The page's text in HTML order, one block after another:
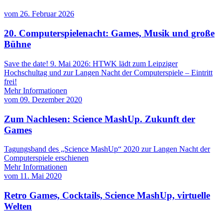
vom 26. Februar 2026
20. Computerspielenacht: Games, Musik und große
Bühne
Save the date! 9. Mai 2026: HTWK lädt zum Leipziger
Hochschultag und zur Langen Nacht der Computerspiele – Eintritt
frei!
Mehr Informationen
vom 09. Dezember 2020
Zum Nachlesen: Science MashUp. Zukunft der
Games
Tagungsband des „Science MashUp“ 2020 zur Langen Nacht der
Computerspiele erschienen
Mehr Informationen
vom 11. Mai 2020
Retro Games, Cocktails, Science MashUp, virtuelle
Welten